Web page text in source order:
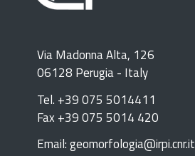
Via Madonna Alta, 126
06128 Perugia - Italy
Tel. +39 075 5014411
Fax +39 075 5014 420
Email: geomorfologia@irpi.cnr.it